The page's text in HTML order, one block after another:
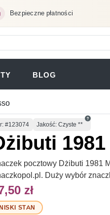
Bezpieczne płatności
BLOG
: #123074 Jakość: Czyste **
pocztowy Dżibuti 1981
Duży wybór
zł
STAN